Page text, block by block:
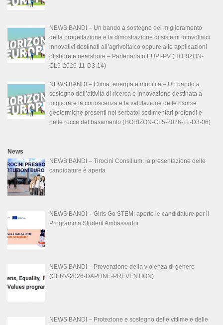
NEWS BANDI – Un bando a sostegno del miglioramento
della progettazione e la dimostrazione di sistemi fotovoltaici
innovativi destinati all’agrivoltaico oppure alle applicazioni
offshore e nearshore – Partenariato EUPI-PV (HORIZON-
CL5-2026-11-D3-14)
NEWS BANDI – Clima, energia e mobilità – Un bando a
sostegno dell’attività di ricerca e innovazione destinata a
migliorare la conoscenza e la valutazione delle risorse
geotermiche presenti nei serbatoi sedimentari profondi e
nelle rocce del basamento (HORIZON-CL5-2026-11-D3-06)
News
NEWS BANDI – Tirocini Consilium: la presentazione delle
candidature è aperta
NEWS BANDI – Girls Go STEM: aperte le candidature per il
Programma Student Ambassador
NEWS BANDI – Prevenzione della violenza di genere
(CERV-2026-DAPHNE-PREVENTION)
NEWS BANDI – Protezione e sostegno delle vittime e delle